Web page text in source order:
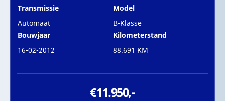
Transmissie
Automaat
Model
B-Klasse
Bouwjaar
16-02-2012
Kilometerstand
88.691 KM
€11.950,-